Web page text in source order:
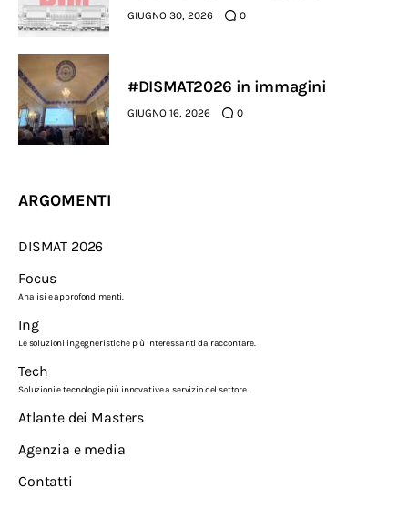
GIUGNO 30, 2026 0
#DISMAT2026 in immagini
GIUGNO 16, 2026 0
ARGOMENTI
DISMAT 2026
Focus
Analisi e approfondimenti.
Ing
Le soluzioni ingegneristiche più interessanti da raccontare.
Tech
Soluzioni e tecnologie più innovative a servizio del settore.
Atlante dei Masters
Agenzia e media
Contatti